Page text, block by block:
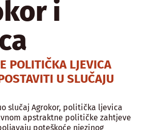
i
POLITIČKA LJEVICA
U SLUČAJU
slučaj Agrokor, politička ljevica
apstraktne političke zahtjeve
poteškoće njezinog